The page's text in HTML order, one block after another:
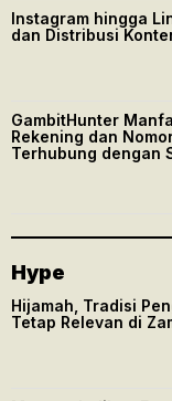
Instagram hingga
dan Distribusi
GambitHunter
Rekening dan
Terhubung dengan
Hype
Hijamah, Tradisi
Tetap Relevan di